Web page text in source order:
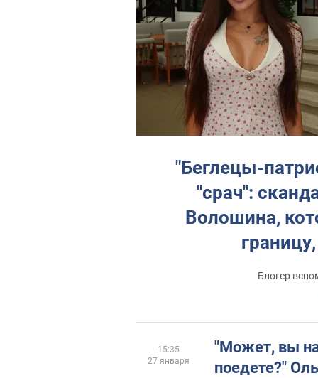
"Беглецы-
"срач":
Волошина,
Блогер
"Может, вы
поедете?"
15:35
27 января